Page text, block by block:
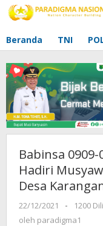
Lewati
ke
Beranda TNI
Babinsa
Hadiri
Desa
22/12/2021
oleh
-
1200
oleh paradigma1